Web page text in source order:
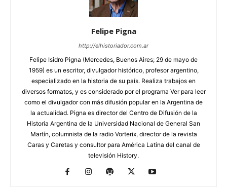
Felipe Pigna
http://elhistoriador.com.ar
Felipe Isidro Pigna (Mercedes, Buenos Aires; 29 de mayo de
1959) es un escritor, divulgador histórico, profesor argentino,
especializado en la historia de su país. Realiza trabajos en
diversos formatos, y es considerado por el programa Ver para leer
como el divulgador con más difusión popular en la Argentina de
la actualidad. Pigna es director del Centro de Difusión de la
Historia Argentina de la Universidad Nacional de General San
Martín, columnista de la radio Vorterix, director de la revista
Caras y Caretas y consultor para América Latina del canal de
televisión History.